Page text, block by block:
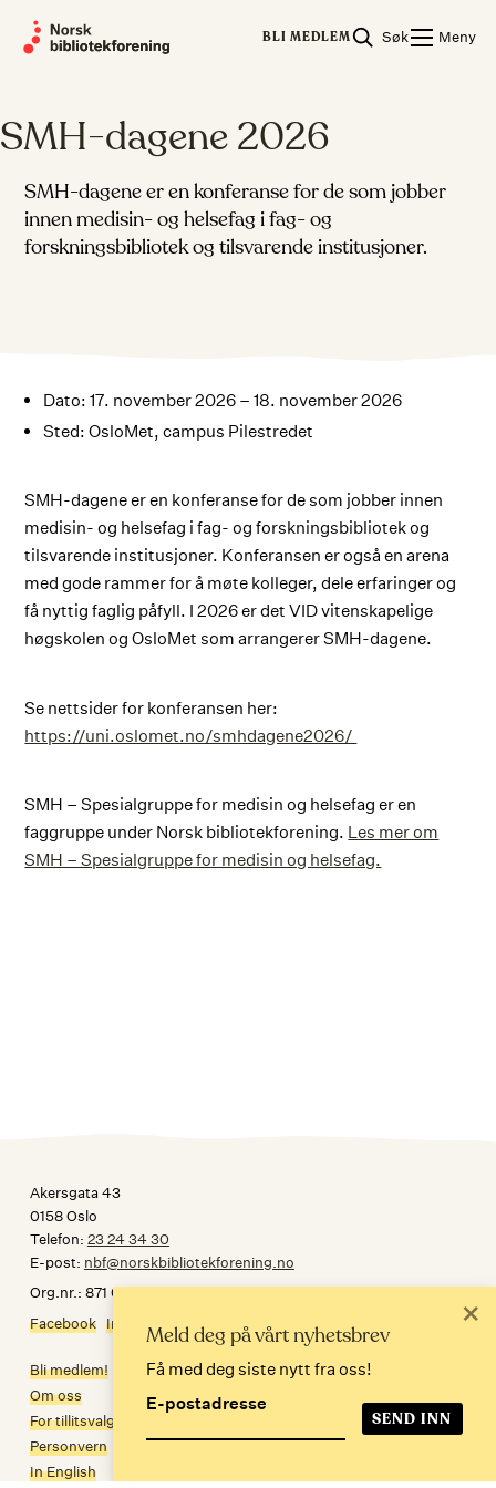
BLI MEDLEM Søk Meny
SMH-dagene 2026
SMH-dagene er en konferanse for de som jobber
innen medisin- og helsefag i fag- og
forskningsbibliotek og tilsvarende institusjoner.
Dato: 17. november 2026 – 18. november 2026
Sted: OsloMet, campus Pilestredet
SMH-dagene er en konferanse for de som jobber innen
medisin- og helsefag i fag- og forskningsbibliotek og
tilsvarende institusjoner. Konferansen er også en arena
med gode rammer for å møte kolleger, dele erfaringer og
få nyttig faglig påfyll. I 2026 er det VID vitenskapelige
høgskolen og OsloMet som arrangerer SMH-dagene.
Se nettsider for konferansen her:
https://uni.oslomet.no/smhdagene2026/
SMH – Spesialgruppe for medisin og helsefag er en
faggruppe under Norsk bibliotekforening. Les mer om
SMH – Spesialgruppe for medisin og helsefag.
Akersgata 43
0158 Oslo
Telefon: 23 24 34 30
E-post: nbf@norskbibliotekforening.no
Org.nr.: 871 032 092
Facebook Instagram
Bli medlem!
Om oss
For tillitsvalgte
Personvern
In English
Meld deg på vårt nyhetsbrev
Få med deg siste nytt fra oss!
E-postadresse
×